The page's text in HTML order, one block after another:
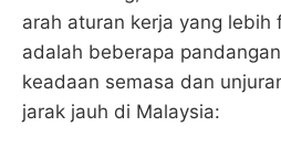
arah aturan kerja yang lebih
adalah beberapa
keadaan semasa dan
jarak jauh di Malaysia: